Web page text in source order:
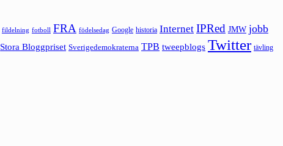
fildelning fotboll FRA födelsedag Google historia Internet IPRed JMW jobb
Stora Bloggpriset Sverigedemokraterna TPB tweepblogs Twitter tävling